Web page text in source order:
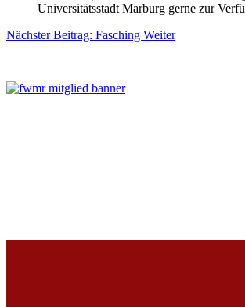
Universitätsstadt Marburg gerne zur
Nächster Beitrag: Fasching Weiter